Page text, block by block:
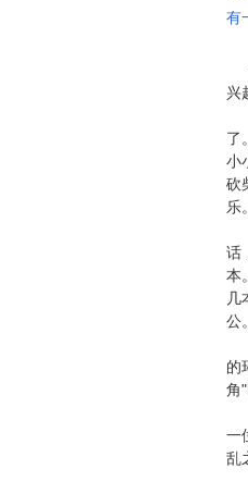
有
兴
了
小
砍
乐。
话
本
几
公
的
角
一
乱